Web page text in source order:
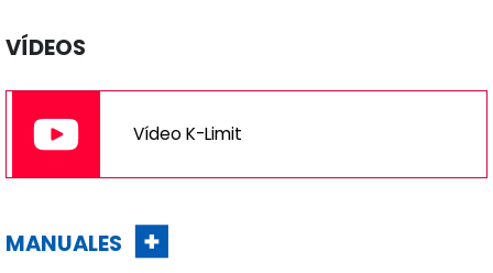
VÍDEOS
Vídeo K-Limit
MANUALES